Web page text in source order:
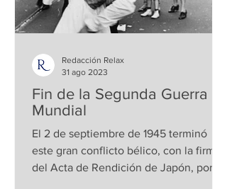
Fin de la Segunda Guerra
Mundial
El 2 de septiembre de 1945 terminó
este gran conflicto bélico, con la firma
del Acta de Rendición de Japón, por el
Redacción Relax
31 ago 2023